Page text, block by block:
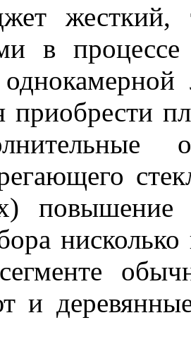
жесткий,
в
приобрести
и